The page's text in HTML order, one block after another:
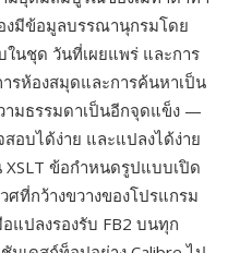
มีข้อมูลบรรณานุกรมโดย
ในชุด วันที่เผยแพร่ และการ
รห้องสมุดและการค้นหาเป็น
ามธรรมดาเป็นอีกจุดแข็ง —
อบได้ง่าย และแปลงได้ง่าย
XSLT ข้อกำหนดรูปแบบเปิด
ศที่กว้างขวางของโปรแกรม
แปลงรองรับ FB2 บนทุก